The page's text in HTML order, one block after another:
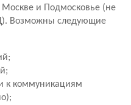
Москве и Подмосковье (не
Возможны следующие
к коммуникациям